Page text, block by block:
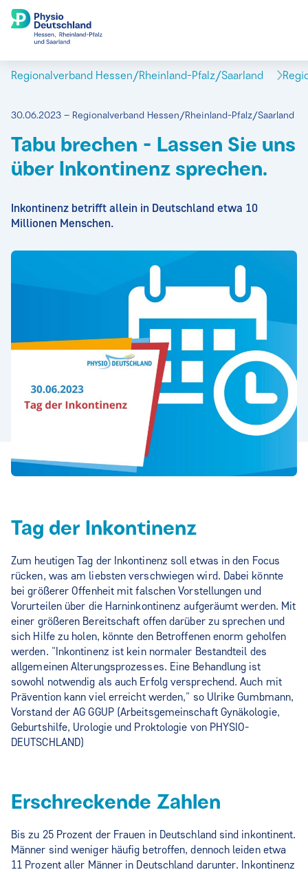
Regionalverband Hessen/Rheinland-Pfalz/Saarland
30.06.2023 – Regionalverband Hessen/Rheinland-Pfalz/Saarland
Tabu brechen - Lassen Sie uns
über Inkontinenz sprechen.
Inkontinenz betrifft allein in Deutschland etwa 10
Millionen Menschen.
Tag der Inkontinenz
Zum heutigen Tag der Inkontinenz soll etwas in den Focus
rücken, was am liebsten verschwiegen wird. Dabei könnte
bei größerer Offenheit mit falschen Vorstellungen und
Vorurteilen über die Harninkontinenz aufgeräumt werden. Mit
einer größeren Bereitschaft offen darüber zu sprechen und
sich Hilfe zu holen, könnte den Betroffenen enorm geholfen
werden. "Inkontinenz ist kein normaler Bestandteil des
allgemeinen Alterungsprozesses. Eine Behandlung ist
sowohl notwendig als auch Erfolg versprechend. Auch mit
Prävention kann viel erreicht werden," so Ulrike Gumbmann,
Vorstand der AG GGUP (Arbeitsgemeinschaft Gynäkologie,
Geburtshilfe, Urologie und Proktologie von PHYSIO-
DEUTSCHLAND)
Erschreckende Zahlen
Bis zu 25 Prozent der Frauen in Deutschland sind inkontinent.
Männer sind weniger häufig betroffen, dennoch leiden etwa
11 Prozent aller Männer in Deutschland darunter. Inkontinenz